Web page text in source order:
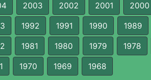
2003 2002 2001 2000
1992 1991 1990 1989
1981 1980 1979 1978
1970 1969 1968